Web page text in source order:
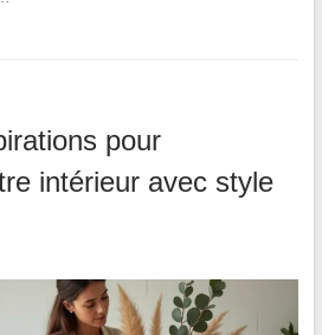
pour
intérieur avec style